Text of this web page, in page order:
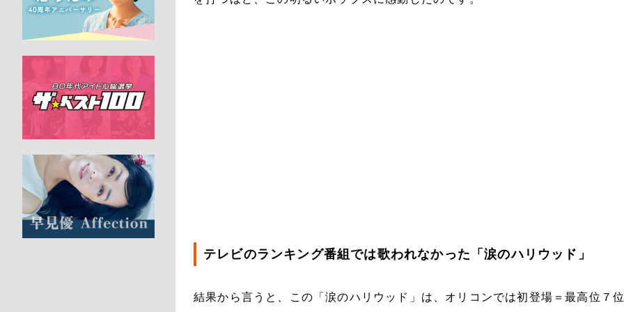
テレビのランキング番組では歌われなかった「涙のハリウッド」
結果から言うと、この「涙のハリウッド」は、オリコンでは初登場＝最高位７